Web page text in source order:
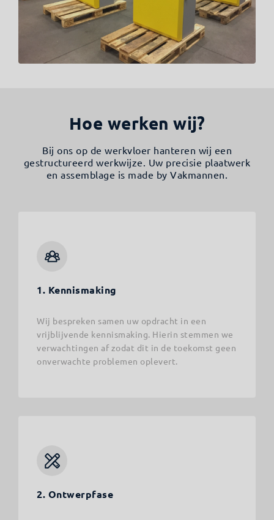
Hoe werken wij?
Bij ons op de werkvloer hanteren wij een
gestructureerd werkwijze. Uw precisie plaatwerk
en assemblage is made by Vakmannen.
1. Kennismaking
Wij bespreken samen uw opdracht in een
vrijblijvende kennismaking. Hierin stemmen we
verwachtingen af zodat dit in de toekomst geen
onverwachte problemen oplevert.
2. Ontwerpfase